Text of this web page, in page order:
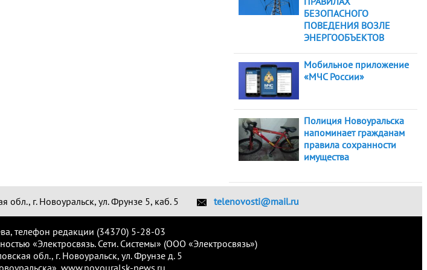
БЕЗОПАСНОГО
ПОВЕДЕНИЯ ВОЗЛЕ
ЭНЕРГООБЪЕКТОВ
Мобильное приложение
«МЧС России»
Полиция Новоуральска
напоминает гражданам
правила сохранности
имущества
обл., г. Новоуральск, ул. Фрунзе 5, каб. 5 telenovosti@mail.ru
телефон редакции (34370) 5-28-03
«Электросвязь. Сети. Системы» (ООО «Электросвязь»)
обл., г. Новоуральск, ул. Фрунзе д. 5